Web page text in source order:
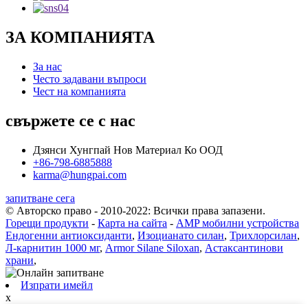
ЗА КОМПАНИЯТА
За нас
Често задавани въпроси
Чест на компанията
свържете се с нас
Дзянси Хунгпай Нов Материал Ко ООД
+86-798-6885888
karma@hungpai.com
запитване сега
© Авторско право - 2010-2022: Всички права запазени.
Горещи продукти - Карта на сайта - AMP мобилни устройства
Ендогенни антиоксиданти, Изоцианато силан, Трихлорсилан,
Л-карнитин 1000 мг, Armor Silane Siloxan, Астаксантинови
храни,
Изпрати имейл
x